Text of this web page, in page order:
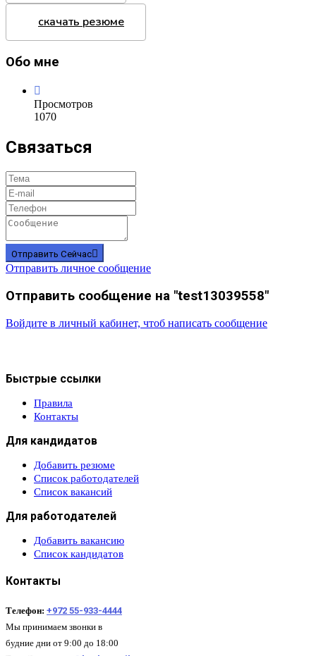
скачать резюме
Обо мне
Просмотров
1070
Связаться
Отправить Сейчас
Отправить личное сообщение
Отправить сообщение на "test13039558"
Войдите в личный кабинет, чтоб написать сообщение
Быстрые ссылки
Правила
Контакты
Для кандидатов
Добавить резюме
Список работодателей
Список вакансий
Для работодателей
Добавить вакансию
Список кандидатов
Контакты
Телефон: +972 55-933-4444
Мы принимаем звонки в
будние дни от 9:00 до 18:00